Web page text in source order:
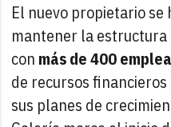
El nuevo propietario
mantener la
con más de 400
de recursos
sus planes de